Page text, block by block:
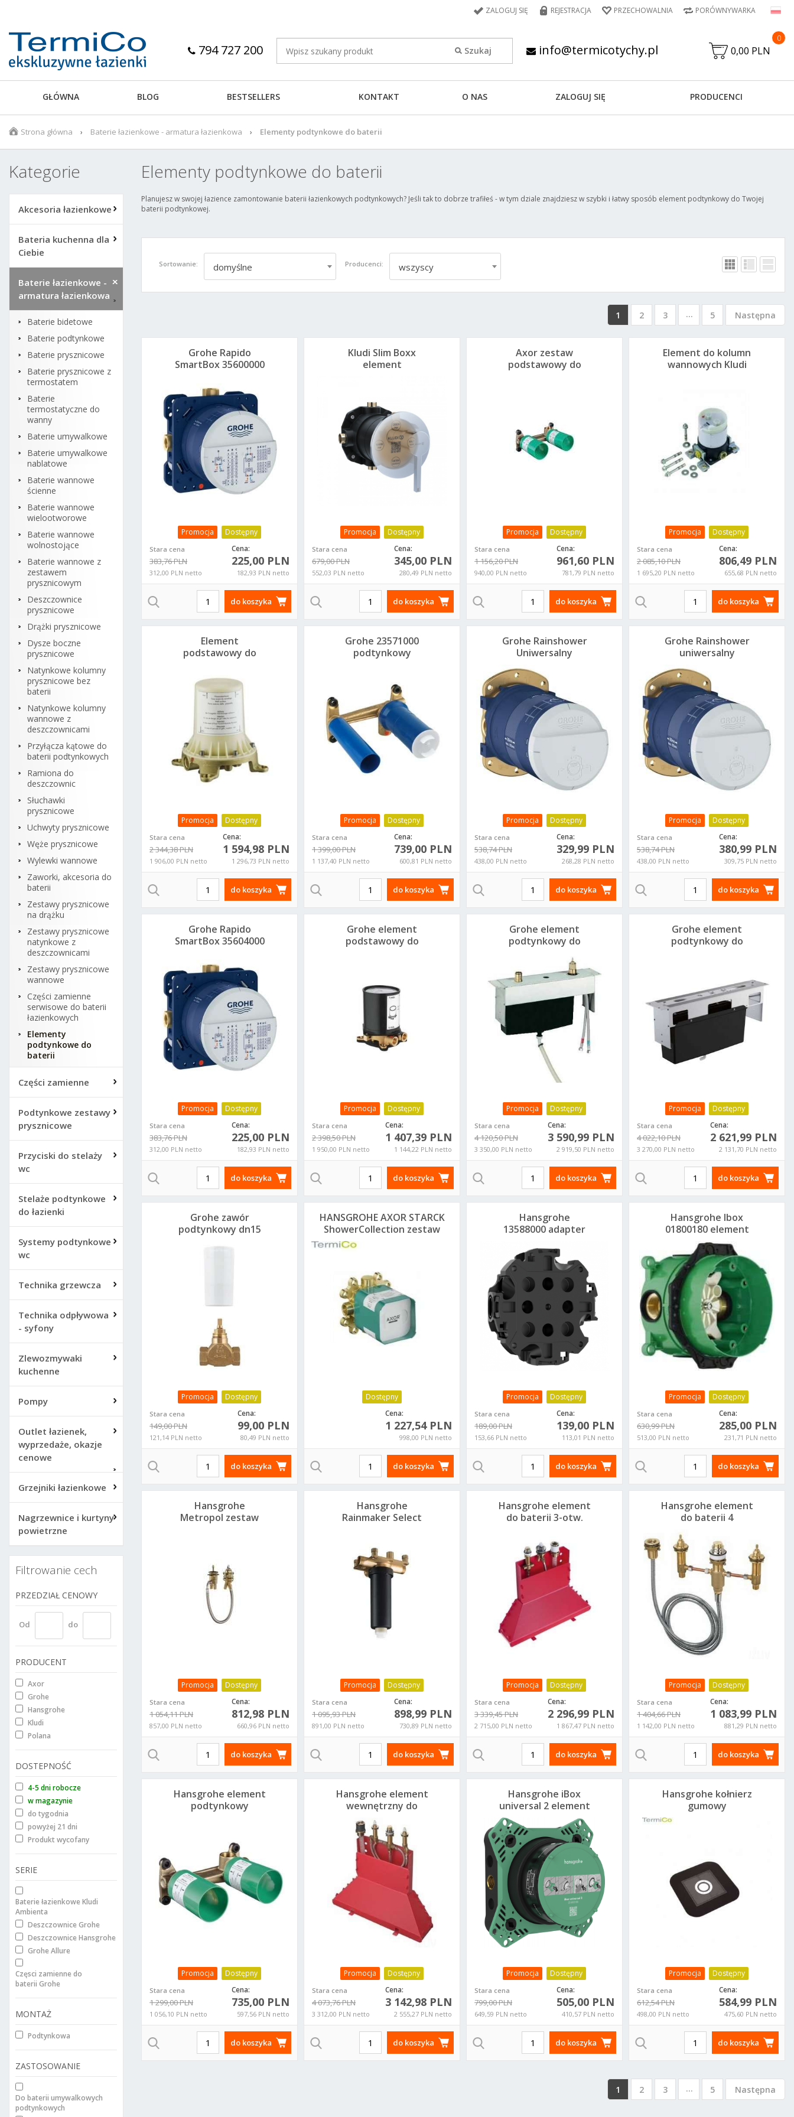
ZALOGUJ SIĘ REJESTRACJA PRZECHOWALNIA PORÓWNYWARKA
0,00 PLN
0
794 727 200 info@termicotychy.pl
GŁÓWNA BLOG BESTSELLERS KONTAKT O NAS ZALOGUJ SIĘ PRODUCENCI
Strona główna Baterie łazienkowe - armatura łazienkowa Elementy podtynkowe do baterii
Kategorie
Akcesoria łazienkowe
Bateria kuchenna dla
Ciebie
Baterie łazienkowe -
armatura łazienkowa
Baterie bidetowe
Baterie podtynkowe
Baterie prysznicowe
Baterie prysznicowe z
termostatem
Baterie
termostatyczne do
wanny
Baterie umywalkowe
Baterie umywalkowe
nablatowe
Baterie wannowe
ścienne
Baterie wannowe
wielootworowe
Baterie wannowe
wolnostojące
Baterie wannowe z
zestawem
prysznicowym
Deszczownice
prysznicowe
Drążki prysznicowe
Dysze boczne
prysznicowe
Natynkowe kolumny
prysznicowe bez
baterii
Natynkowe kolumny
wannowe z
deszczownicami
Przyłącza kątowe do
baterii podtynkowych
Ramiona do
deszczownic
Słuchawki
prysznicowe
Uchwyty prysznicowe
Węże prysznicowe
Wylewki wannowe
Zaworki, akcesoria do
baterii
Zestawy prysznicowe
na drążku
Zestawy prysznicowe
natynkowe z
deszczownicami
Zestawy prysznicowe
wannowe
Części zamienne
serwisowe do baterii
łazienkowych
Elementy
podtynkowe do
baterii
Części zamienne
Podtynkowe zestawy
prysznicowe
Przyciski do stelaży
wc
Stelaże podtynkowe
do łazienki
Systemy podtynkowe
wc
Technika grzewcza
Technika odpływowa
- syfony
Zlewozmywaki
kuchenne
Pompy
Outlet łazienek,
wyprzedaże, okazje
cenowe
Grzejniki łazienkowe
Nagrzewnice i kurtyny
powietrzne
Filtrowanie cech
PRZEDZIAŁ CENOWY
Od do
PRODUCENT
Axor
Grohe
Hansgrohe
Kludi
Polana
DOSTEPNOŚĆ
4-5 dni robocze
w magazynie
do tygodnia
powyżej 21 dni
Produkt wycofany
SERIE
Baterie łazienkowe Kludi
Ambienta
Deszczownice Grohe
Deszczownice Hansgrohe
Grohe Allure
Częsci zamienne do
baterii Grohe
MONTAŻ
Podtynkowa
ZASTOSOWANIE
Do baterii umywalkowych
podtynkowych
Elementy podtynkowe do baterii
Planujesz w swojej łazience zamontowanie baterii łazienkowych podtynkowych? Jeśli tak to dobrze trafiłeś - w tym dziale znajdziesz w szybki i łatwy sposób element podtynkowy do Twojej
baterii podtynkowej.
Sortowanie: domyślne Producenci: wszyscy
1 2 3 ... 5 Następna
Promocja Dostępny
Stara cena
383,76 PLN
312,00 PLN netto
Cena:
225,00 PLN
182,93 PLN netto
Grohe Rapido
SmartBox 35600000
podtynkowy
do koszyka
Promocja Dostępny
Stara cena
679,00 PLN
552,03 PLN netto
Cena:
345,00 PLN
280,49 PLN netto
Kludi Slim Boxx
element
do koszyka
Promocja Dostępny
Stara cena
1 156,20 PLN
940,00 PLN netto
Cena:
961,60 PLN
781,79 PLN netto
Axor zestaw
podstawowy do
do koszyka
Promocja Dostępny
Stara cena
2 085,10 PLN
1 695,20 PLN netto
Cena:
806,49 PLN
655,68 PLN netto
Element do kolumn
wannowych Kludi
do koszyka
Promocja Dostępny
Stara cena
2 344,38 PLN
1 906,00 PLN netto
Cena:
1 594,98 PLN
1 296,73 PLN netto
Element
podstawowy do
Hansgrohe
10452180
do koszyka
Promocja Dostępny
Stara cena
1 399,00 PLN
1 137,40 PLN netto
Cena:
739,00 PLN
600,81 PLN netto
Grohe 23571000
podtynkowy
do koszyka
Promocja Dostępny
Stara cena
538,74 PLN
438,00 PLN netto
Cena:
329,99 PLN
268,28 PLN netto
Grohe Rainshower
Uniwersalny
podtynkowy
26483000
do koszyka
Promocja Dostępny
Stara cena
538,74 PLN
438,00 PLN netto
Cena:
380,99 PLN
309,75 PLN netto
Grohe Rainshower
uniwersalny
podtynkowy
26484000
do koszyka
Promocja Dostępny
Stara cena
383,76 PLN
312,00 PLN netto
Cena:
225,00 PLN
182,93 PLN netto
Grohe Rapido
SmartBox 35604000
podtynkowy
do koszyka
Promocja Dostępny
Stara cena
2 398,50 PLN
1 950,00 PLN netto
Cena:
1 407,39 PLN
1 144,22 PLN netto
Grohe element
podstawowy do
do koszyka
Promocja Dostępny
Stara cena
4 120,50 PLN
3 350,00 PLN netto
Cena:
3 590,99 PLN
2 919,50 PLN netto
Grohe element
podtynkowy do
otworowej
33339000
do koszyka
Promocja Dostępny
Stara cena
4 022,10 PLN
3 270,00 PLN netto
Cena:
2 621,99 PLN
2 131,70 PLN netto
Grohe element
podtynkowy do
do koszyka
Promocja Dostępny
Stara cena
149,00 PLN
121,14 PLN netto
Cena:
99,00 PLN
80,49 PLN netto
Grohe zawór
podtynkowy dn15
do koszyka
Dostępny
Cena:
1 227,54 PLN
998,00 PLN netto
HANSGROHE AXOR STARCK
ShowerCollection zestaw
podtynkowy do deszczownicy
240x240mm 10921180
do koszyka
Promocja Dostępny
Stara cena
189,00 PLN
153,66 PLN netto
Cena:
139,00 PLN
113,01 PLN netto
Hansgrohe
13588000 adapter
do koszyka
Promocja Dostępny
Stara cena
630,99 PLN
513,00 PLN netto
Cena:
285,00 PLN
231,71 PLN netto
Hansgrohe Ibox
01800180 element
podtynkowy
do koszyka
Promocja Dostępny
Stara cena
1 054,11 PLN
857,00 PLN netto
Cena:
812,98 PLN
660,96 PLN netto
Hansgrohe
Metropol zestaw
do koszyka
Promocja Dostępny
Stara cena
1 095,93 PLN
891,00 PLN netto
Cena:
898,99 PLN
730,89 PLN netto
Hansgrohe
Rainmaker Select
głowicy
prysznicowej
do koszyka
Promocja Dostępny
Stara cena
3 339,45 PLN
2 715,00 PLN netto
Cena:
2 296,99 PLN
1 867,47 PLN netto
Hansgrohe element
do baterii 3-otw.
do koszyka
Promocja Dostępny
Stara cena
1 404,66 PLN
1 142,00 PLN netto
Cena:
1 083,99 PLN
881,29 PLN netto
Hansgrohe element
do baterii 4
13244180
do koszyka
Promocja Dostępny
Stara cena
1 299,00 PLN
1 056,10 PLN netto
Cena:
735,00 PLN
597,56 PLN netto
Hansgrohe element
podtynkowy
do koszyka
Promocja Dostępny
Stara cena
4 073,76 PLN
3 312,00 PLN netto
Cena:
3 142,98 PLN
2 555,27 PLN netto
Hansgrohe element
wewnętrzny do
baterii 4-otworowej
13444180
do koszyka
Promocja Dostępny
Stara cena
799,00 PLN
649,59 PLN netto
Cena:
505,00 PLN
410,57 PLN netto
Hansgrohe iBox
universal 2 element
podtynkowy
01500180
do koszyka
Promocja Dostępny
Stara cena
612,54 PLN
498,00 PLN netto
Cena:
584,99 PLN
475,60 PLN netto
Hansgrohe kołnierz
gumowy
do koszyka
1 2 3 ... 5 Następna